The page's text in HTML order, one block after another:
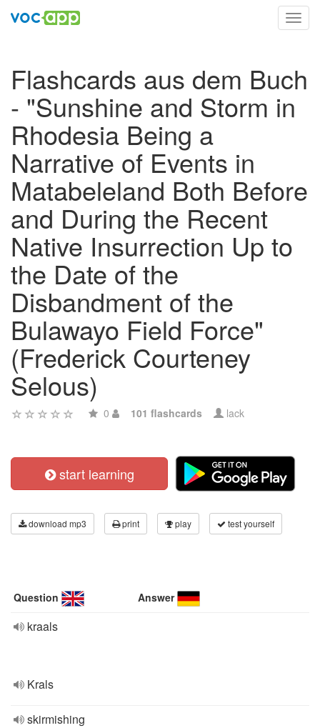
Flashcards aus dem Buch
- "Sunshine and Storm in
Rhodesia Being a
Narrative of Events in
Matabeleland Both Before
and During the Recent
Native Insurrection Up to
the Date of the
Disbandment of the
Bulawayo Field Force"
(Frederick Courteney
Selous)
0 101 flashcards lack
start learning
download mp3 print play test yourself
Question Answer
kraals
Krals
skirmishing